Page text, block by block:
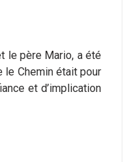
le père Mario, a été
le Chemin était pour
et d’implication